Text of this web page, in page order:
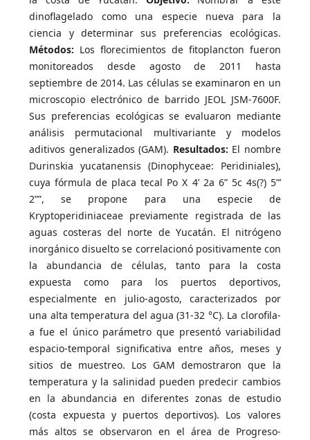
dinoflagelado como una especie nueva para la
ciencia y determinar sus preferencias ecológicas.
Métodos: Los florecimientos de fitoplancton fueron
monitoreados desde agosto de 2011 hasta
septiembre de 2014. Las células se examinaron en un
microscopio electrónico de barrido JEOL JSM-7600F.
Sus preferencias ecológicas se evaluaron mediante
análisis permutacional multivariante y modelos
aditivos generalizados (GAM). Resultados: El nombre
Durinskia yucatanensis (Dinophyceae: Peridiniales),
cuya fórmula de placa tecal Po X 4’ 2a 6” 5c 4s(?) 5”’
2””, se propone para una especie de
Kryptoperidiniaceae previamente registrada de las
aguas costeras del norte de Yucatán. El nitrógeno
inorgánico disuelto se correlacionó positivamente con
la abundancia de células, tanto para la costa
expuesta como para los puertos deportivos,
especialmente en julio-agosto, caracterizados por
una alta temperatura del agua (31-32 °C). La clorofila-
a fue el único parámetro que presentó variabilidad
espacio-temporal significativa entre años, meses y
sitios de muestreo. Los GAM demostraron que la
temperatura y la salinidad pueden predecir cambios
en la abundancia en diferentes zonas de estudio
(costa expuesta y puertos deportivos). Los valores
más altos se observaron en el área de Progreso-